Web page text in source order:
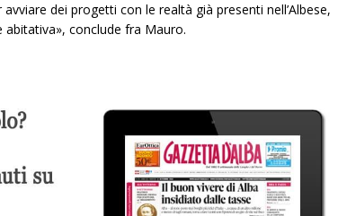
dei progetti con le realtà già presenti nell’Albese,
conclude fra Mauro.